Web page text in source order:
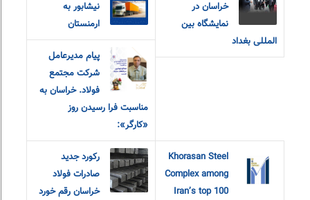
خراسان در
نمایشگاه بین
المللی بغداد
نیشابور به
ارمنستان
پیام مدیرعامل
شرکت مجتمع
فولاد. خراسان به
مناسبت فرا رسیدن روز
«کارگر»:
Khorasan Steel
Complex among
Iran’s top 100
رکورد جدید
صادرات فولاد
خراسان رقم خورد